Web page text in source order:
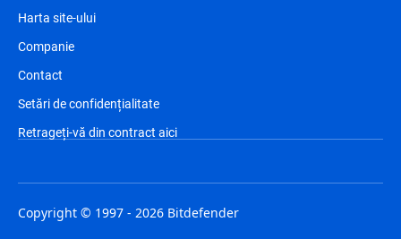
Harta site-ului
Companie
Contact
Setări de confidențialitate
Retrageți-vă din contract aici
Copyright © 1997 - 2026 Bitdefender